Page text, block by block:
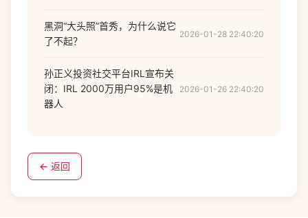
黑洞“大头照”首秀，为什么说它
了不起？
2026-01-28 22:40:20
孙正义投资社交平台IRL宣布关
闭：IRL 2000万用户95%是机
器人
2026-01-26 22:40:20
← 返回